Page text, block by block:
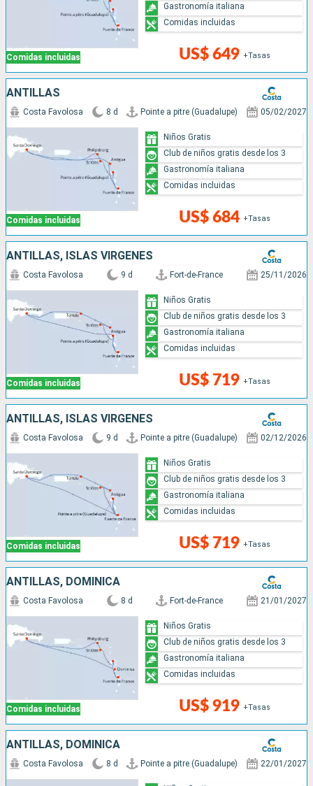
Comidas incluidas US$ 649 +Tasas
Gastronomía italiana
Comidas incluidas
ANTILLAS
Comidas incluidas
Costa Favolosa 8 d Pointe a pitre (Guadalupe) 05/02/2027
US$ 684 +Tasas
Niños Gratis
Club de niños gratis desde los 3
Gastronomía italiana
Comidas incluidas
ANTILLAS, ISLAS VÍRGENES
Comidas incluidas
Costa Favolosa 9 d Fort-de-France 25/11/2026
US$ 719 +Tasas
Niños Gratis
Club de niños gratis desde los 3
Gastronomía italiana
Comidas incluidas
ANTILLAS, ISLAS VÍRGENES
Comidas incluidas
Costa Favolosa 9 d Pointe a pitre (Guadalupe) 02/12/2026
US$ 719 +Tasas
Niños Gratis
Club de niños gratis desde los 3
Gastronomía italiana
Comidas incluidas
ANTILLAS, DOMINICA
Comidas incluidas
Costa Favolosa 8 d Fort-de-France 21/01/2027
US$ 919 +Tasas
Niños Gratis
Club de niños gratis desde los 3
Gastronomía italiana
Comidas incluidas
ANTILLAS, DOMINICA
Costa Favolosa 8 d Pointe a pitre (Guadalupe) 22/01/2027